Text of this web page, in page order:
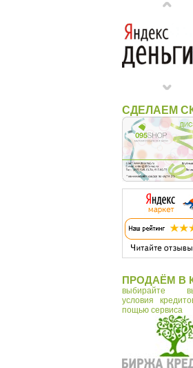
Q&Q
Skagen
Timex
СДЕЛАЕМ
ПРОДАЁМ В
выбирайте
условия
пощью сервиса